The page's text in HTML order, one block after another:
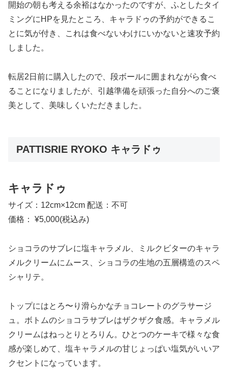
開始の朝も考える余裕はなかったのですが、ふとしたタイ
ミングにHPを見たところ、キャラドゥの予約ができるこ
とに気が付き、これは食べないわけにいかないと速攻予約
しました。
転居2日前に購入したので、段ボールに囲まれながら食べ
ることになりましたが、引越準備を頑張った自分へのご褒
美として、美味しくいただきました。
PATTISRIE RYOKO キャラドゥ
キャラドゥ
サイズ：12cm×12cm 配送：不可
価格： ¥5,000(税込み)
ショコラのサブレに塩キャラメル、ミルクビターのキャラ
メルクリームにムース、ショコラの生地の五層構造のスペ
シャリテ。
トップにはとろ〜り滑らかなチョコレートのグラサージ
ュ。ボトムのショコラサブレはザクザク食感。キャラメル
クリームはねっとりとろりん。ひとつのケーキで様々な食
感が楽しめて、塩キャラメルの甘じょっぱい塩気がいいア
クセントになっています。